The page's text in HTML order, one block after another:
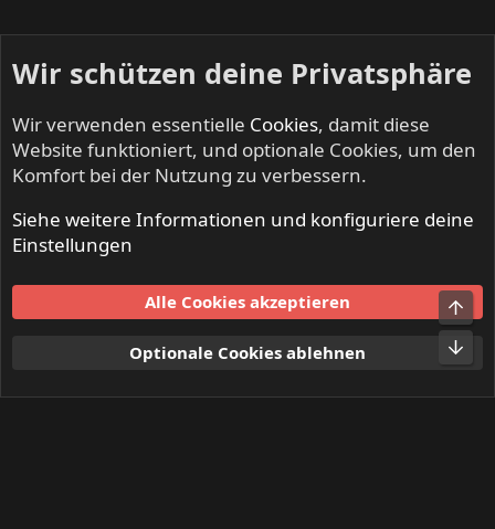
Mitglieder
Nutzungsbedingungen
Datenschutz
S
Wir schützen deine Privatsphäre
Wir verwenden essentielle Cookies, damit diese
Website funktioniert, und optionale Cookies, um den
Komfort bei der Nutzung zu verbessern.
Siehe weitere Informationen und konfiguriere deine
Einstellungen
Alle Cookies akzeptieren
Optionale Cookies ablehnen